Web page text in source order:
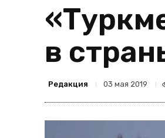
в
Редакция 03 мая 2019